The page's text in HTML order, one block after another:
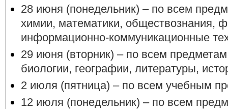
28 июня (понедельник) – по всем
химии, математики, обществознания,
информационно-коммуникационные
29 июня (вторник) – по всем
биологии, географии, литературы,
2 июля (пятница) – по всем учебным
12 июля (понедельник) – по всем